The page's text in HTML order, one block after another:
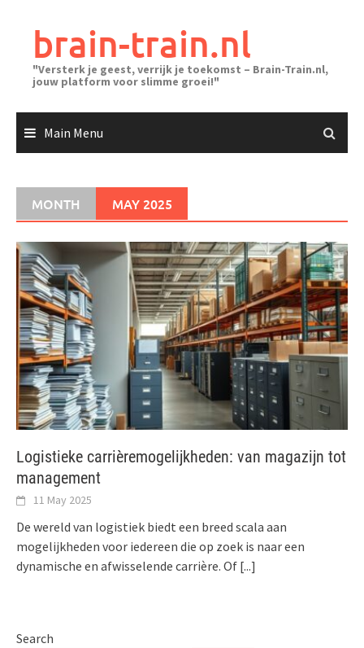
brain-train.nl
"Versterk je geest, verrijk je toekomst – Brain-Train.nl,
jouw platform voor slimme groei!"
Main Menu
MONTH MAY 2025
Logistieke carrièremogelijkheden: van magazijn tot
management
11 May 2025
De wereld van logistiek biedt een breed scala aan
mogelijkheden voor iedereen die op zoek is naar een
dynamische en afwisselende carrière. Of [...]
Search